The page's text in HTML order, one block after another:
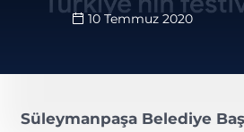
10 Temmuz 2020
Süleymanpaşa Belediye